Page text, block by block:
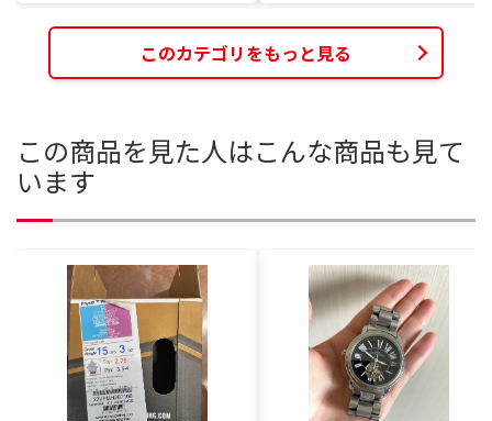
このカテゴリをもっと見る
この商品を見た人はこんな商品も見て
います